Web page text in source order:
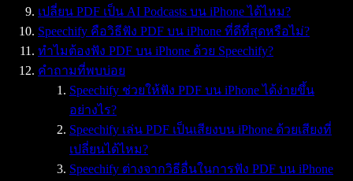
เปลี่ยน PDF เป็น AI Podcasts บน iPhone ได้ไหม?
Speechify คือวิธีฟัง PDF บน iPhone ที่ดีที่สุดหรือไม่?
ทำไมต้องฟัง PDF บน iPhone ด้วย Speechify?
คำถามที่พบบ่อย
Speechify ช่วยให้ฟัง PDF บน iPhone ได้ง่ายขึ้น
อย่างไร?
Speechify เล่น PDF เป็นเสียงบน iPhone ด้วยเสียงที่
เปลี่ยนได้ไหม?
Speechify ต่างจากวิธีอื่นในการฟัง PDF บน iPhone